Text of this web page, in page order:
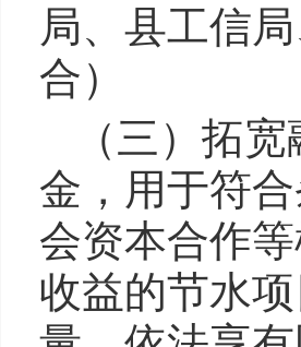
局、县工信
合）
（三）拓
金，用于符
会资本合作
收益的节水